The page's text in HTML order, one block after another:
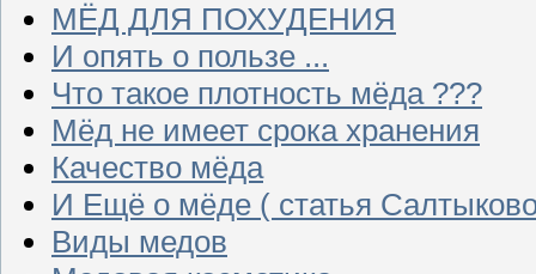
МЁД ДЛЯ ПОХУДЕНИЯ
И опять о пользе ...
Что такое плотность мёда ???
Мёд не имеет срока хранения
Качество мёда
И Ещё о мёде ( статья
Виды медов